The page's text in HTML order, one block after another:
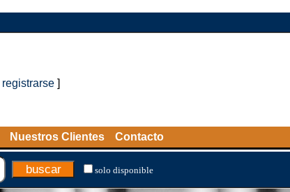
registrarse]
Nuestros Clientes Contacto
solo disponible